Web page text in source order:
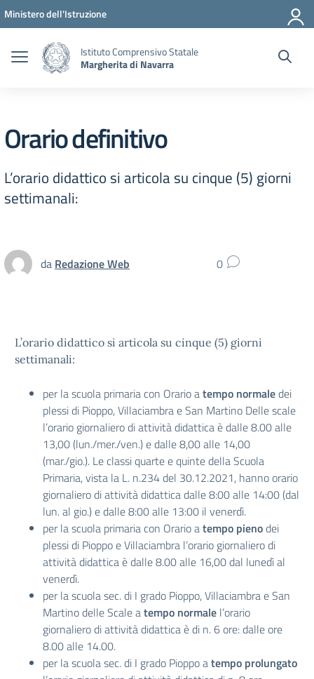
Vai ai contenuti
Vai al menu di navigazione
Vai al footer
Ministero dell'Istruzione
Istituto Comprensivo Statale
Margherita di Navarra
Orario definitivo
L’orario didattico si articola su cinque (5) giorni
settimanali:
da Redazione Web 0
L’orario didattico si articola su cinque (5) giorni
settimanali:
per la scuola primaria con Orario atempo normaledei
plessi di Pioppo, Villaciambra e San Martino Delle scale
l’orario giornaliero di attività didattica è dalle 8.00 alle
13,00 (lun./mer./ven.) e dalle 8,00 alle 14,00
(mar./gio.). Le classi quarte e quinte della Scuola
Primaria, vista la L. n.234 del 30.12.2021, hanno orario
giornaliero di attività didattica dalle 8:00 alle 14:00 (dal
lun. al gio.) e dalle 8:00 alle 13:00 il venerdì.
per la scuola primaria con Orario atempo pienodei
plessi di Pioppo e Villaciambra l’orario giornaliero di
attività didattica è dalle 8.00 alle 16,00 dal lunedì al
venerdì.
per la scuola sec. di I grado Pioppo, Villaciambra e San
Martino delle Scale atempo normale l’orario
giornaliero di attività didattica è di n. 6 ore: dalle ore
8.00 alle 14.00.
per la scuola sec. di I grado Pioppo atempo prolungato